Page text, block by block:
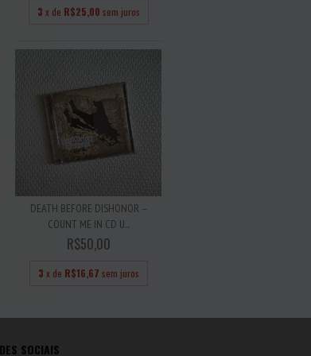
3 x de R$25,00 sem juros
DEATH BEFORE DISHONOR –
COUNT ME IN CD U...
R$50,00
3 x de R$16,67 sem juros
SOCIAIS